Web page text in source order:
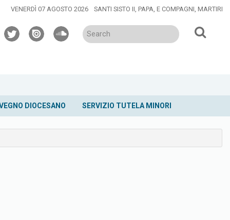
VENERDÌ 07 AGOSTO 2026 SANTI SISTO II, PAPA, E COMPAGNI, MARTIRI
twitterissuusoundcloud
DIOCESANO SERVIZIO TUTELA MINORI